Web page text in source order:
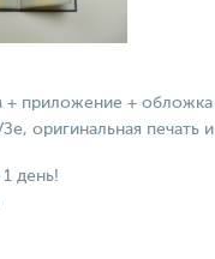
+ приложение + обложка
оригинальная печать и
день!